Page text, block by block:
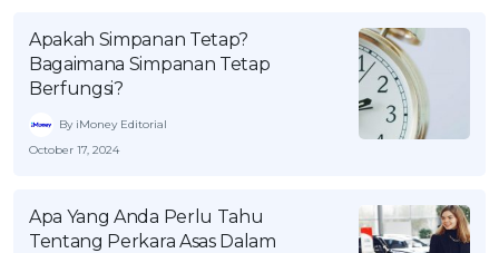
Apakah Simpanan Tetap?
Bagaimana Simpanan Tetap
Berfungsi?
By iMoney Editorial
October 17, 2024
Apa Yang Anda Perlu Tahu
Tentang Perkara Asas Dalam